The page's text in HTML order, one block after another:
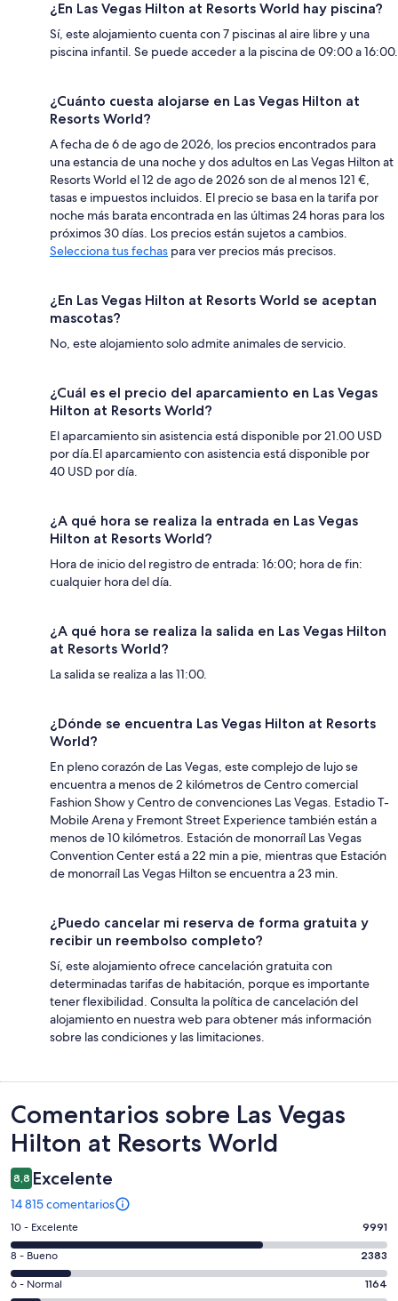
¿En Las Vegas Hilton at Resorts World hay piscina?
Sí, este alojamiento cuenta con 7 piscinas al aire libre y una
piscina infantil. Se puede acceder a la piscina de 09:00 a 16:00.
¿Cuánto cuesta alojarse en Las Vegas Hilton at
Resorts World?
A fecha de 6 de ago de 2026, los precios encontrados para
una estancia de una noche y dos adultos en Las Vegas Hilton at
Resorts World el 12 de ago de 2026 son de al menos 121 €,
tasas e impuestos incluidos. El precio se basa en la tarifa por
noche más barata encontrada en las últimas 24 horas para los
próximos 30 días. Los precios están sujetos a cambios.
Selecciona tus fechas para ver precios más precisos.
¿En Las Vegas Hilton at Resorts World se aceptan
mascotas?
No, este alojamiento solo admite animales de servicio.
¿Cuál es el precio del aparcamiento en Las Vegas
Hilton at Resorts World?
El aparcamiento sin asistencia está disponible por 21.00 USD
por día.El aparcamiento con asistencia está disponible por
40 USD por día.
¿A qué hora se realiza la entrada en Las Vegas
Hilton at Resorts World?
Hora de inicio del registro de entrada: 16:00; hora de fin:
cualquier hora del día.
¿A qué hora se realiza la salida en Las Vegas Hilton
at Resorts World?
La salida se realiza a las 11:00.
¿Dónde se encuentra Las Vegas Hilton at Resorts
World?
En pleno corazón de Las Vegas, este complejo de lujo se
encuentra a menos de 2 kilómetros de Centro comercial
Fashion Show y Centro de convenciones Las Vegas. Estadio T-
Mobile Arena y Fremont Street Experience también están a
menos de 10 kilómetros. Estación de monorraíl Las Vegas
Convention Center está a 22 min a pie, mientras que Estación
de monorraíl Las Vegas Hilton se encuentra a 23 min.
¿Puedo cancelar mi reserva de forma gratuita y
recibir un reembolso completo?
Sí, este alojamiento ofrece cancelación gratuita con
determinadas tarifas de habitación, porque es importante
tener flexibilidad. Consulta la política de cancelación del
alojamiento en nuestra web para obtener más información
sobre las condiciones y las limitaciones.
Comentarios
Comentarios sobre Las Vegas
Hilton at Resorts World
8,8 Excelente
14 815 comentarios
9991
comentarios
de
un
10 - Excelente 9991
2383
comentarios
de
8 - Bueno 2383
1164
6 - Normal 1164